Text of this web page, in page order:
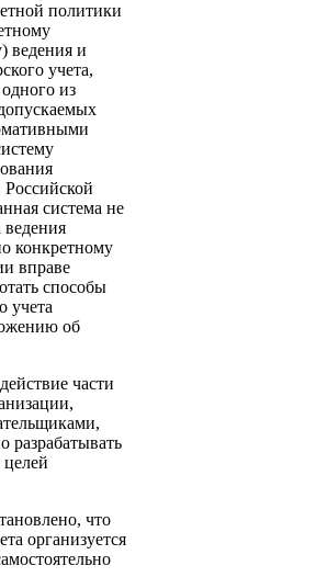
политики
ведения и
учета,
из
Российской
система не
ведения
конкретному
вправе
способы
учета
об
части
разрабатывать
что
организуется